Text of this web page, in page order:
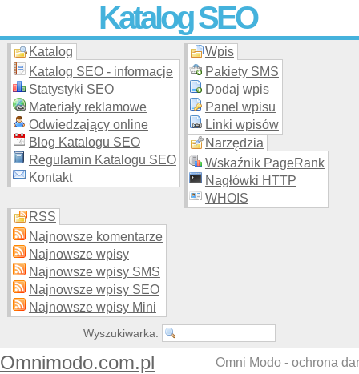
Katalog SEO
Skuteczna i promocja stron WWW –
moderowanego katalogu za darmo!
Katalog
Katalog SEO - informacje
Statystyki SEO
Materiały reklamowe
Odwiedzający online
Blog Katalogu SEO
Regulamin Katalogu SEO
Kontakt
Wpis
Pakiety SMS
Dodaj wpis
Panel wpisu
Linki wpisów
Narzędzia
Wskaźnik PageRank
Nagłówki HTTP
WHOIS
RSS
Najnowsze komentarze
Najnowsze wpisy
Najnowsze wpisy SMS
Najnowsze wpisy SEO
Najnowsze wpisy Mini
Wyszukiwarka:
Omnimodo.com.pl Omni Modo - ochrona